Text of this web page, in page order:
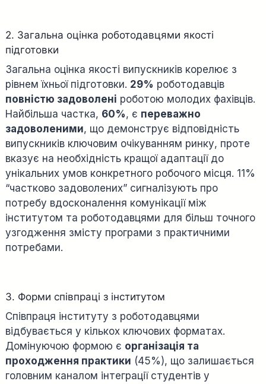
2. Загальна оцінка роботодавцями якості
підготовки
Загальна оцінка якості випускників корелює з
рівнем їхньої підготовки. 29% роботодавців
повністю задоволені роботою молодих фахівців.
Найбільша частка, 60%, є переважно
задоволеними, що демонструє відповідність
випускників ключовим очікуванням ринку, проте
вказує на необхідність кращої адаптації до
унікальних умов конкретного робочого місця. 11%
“частково задоволених” сигналізують про
потребу вдосконалення комунікації між
інститутом та роботодавцями для більш точного
узгодження змісту програми з практичними
потребами.
3. Форми співпраці з інститутом
Співпраця інституту з роботодавцями
відбувається у кількох ключових форматах.
Домінуючою формою є організація та
проходження практики (45%), що залишається
головним каналом інтеграції студентів у